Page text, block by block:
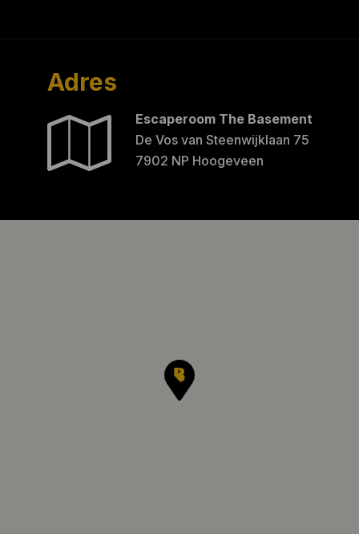
Adres
Escaperoom The Basement
De Vos van Steenwijklaan 75
7902 NP Hoogeveen